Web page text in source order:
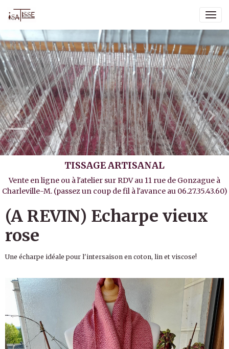
TISSAGE ARTISANAL
Vente en ligne ou à l'atelier sur RDV au 11 rue de Gonzague à
Charleville-M. (passez un coup de fil à l'avance au 06.27.35.43.60)
(A REVIN) Echarpe vieux
rose
Une écharpe idéale pour l'intersaison en coton, lin et viscose!